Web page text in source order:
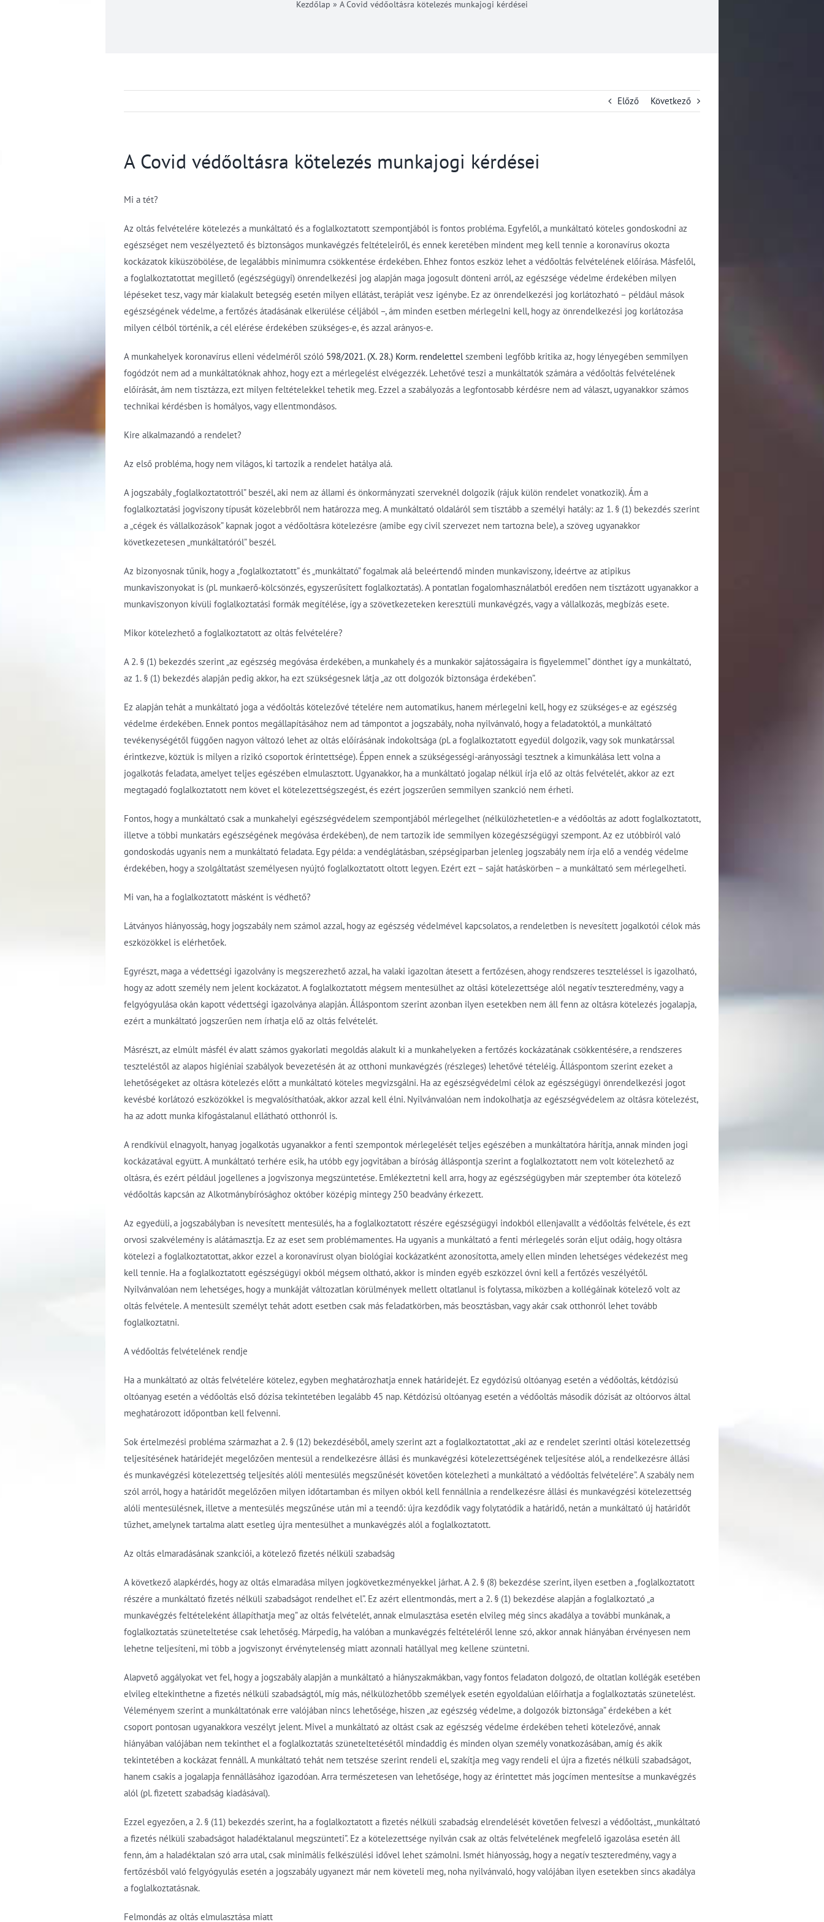
Kezdőlap » A Covid védőoltásra kötelezés munkajogi kérdései
Előző Következő
A Covid védőoltásra kötelezés munkajogi kérdései
Mi a tét?
Az oltás felvételére kötelezés a munkáltató és a foglalkoztatott szempontjából is fontos probléma. Egyfelől, a munkáltató köteles gondoskodni az
egészséget nem veszélyeztető és biztonságos munkavégzés feltételeiről, és ennek keretében mindent meg kell tennie a koronavírus okozta
kockázatok kiküszöbölése, de legalábbis minimumra csökkentése érdekében. Ehhez fontos eszköz lehet a védőoltás felvételének előírása. Másfelől,
a foglalkoztatottat megillető (egészségügyi) önrendelkezési jog alapján maga jogosult dönteni arról, az egészsége védelme érdekében milyen
lépéseket tesz, vagy már kialakult betegség esetén milyen ellátást, terápiát vesz igénybe. Ez az önrendelkezési jog korlátozható – például mások
egészségének védelme, a fertőzés átadásának elkerülése céljából –, ám minden esetben mérlegelni kell, hogy az önrendelkezési jog korlátozása
milyen célból történik, a cél elérése érdekében szükséges-e, és azzal arányos-e.
A munkahelyek koronavírus elleni védelméről szóló 598/2021. (X. 28.) Korm. rendelettelszembeni legfőbb kritika az, hogy lényegében semmilyen
fogódzót nem ad a munkáltatóknak ahhoz, hogy ezt a mérlegelést elvégezzék. Lehetővé teszi a munkáltatók számára a védőoltás felvételének
előírását, ám nem tisztázza, ezt milyen feltételekkel tehetik meg. Ezzel a szabályozás a legfontosabb kérdésre nem ad választ, ugyanakkor számos
technikai kérdésben is homályos, vagy ellentmondásos.
Kire alkalmazandó a rendelet?
Az első probléma, hogy nem világos, ki tartozik a rendelet hatálya alá.
A jogszabály „foglalkoztatottról” beszél, aki nem az állami és önkormányzati szerveknél dolgozik (rájuk külön rendelet vonatkozik). Ám a
foglalkoztatási jogviszony típusát közelebbről nem határozza meg. A munkáltató oldaláról sem tisztább a személyi hatály: az 1. § (1) bekezdés szerint
a „cégek és vállalkozások” kapnak jogot a védőoltásra kötelezésre (amibe egy civil szervezet nem tartozna bele), a szöveg ugyanakkor
következetesen „munkáltatóról” beszél.
Az bizonyosnak tűnik, hogy a „foglalkoztatott” és „munkáltató” fogalmak alá beleértendő minden munkaviszony, ideértve az atipikus
munkaviszonyokat is (pl. munkaerő-kölcsönzés, egyszerűsített foglalkoztatás). A pontatlan fogalomhasználatból eredően nem tisztázott ugyanakkor a
munkaviszonyon kívüli foglalkoztatási formák megítélése, így a szövetkezeteken keresztüli munkavégzés, vagy a vállalkozás, megbízás esete.
Mikor kötelezhető a foglalkoztatott az oltás felvételére?
A 2. § (1) bekezdés szerint „az egészség megóvása érdekében, a munkahely és a munkakör sajátosságaira is figyelemmel” dönthet így a munkáltató,
az 1. § (1) bekezdés alapján pedig akkor, ha ezt szükségesnek látja „az ott dolgozók biztonsága érdekében”.
Ez alapján tehát a munkáltató joga a védőoltás kötelezővé tételére nem automatikus, hanem mérlegelni kell, hogy ez szükséges-e az egészség
védelme érdekében. Ennek pontos megállapításához nem ad támpontot a jogszabály, noha nyilvánvaló, hogy a feladatoktól, a munkáltató
tevékenységétől függően nagyon változó lehet az oltás előírásának indokoltsága (pl. a foglalkoztatott egyedül dolgozik, vagy sok munkatárssal
érintkezve, köztük is milyen a rizikó csoportok érintettsége). Éppen ennek a szükségességi-arányossági tesztnek a kimunkálása lett volna a
jogalkotás feladata, amelyet teljes egészében elmulasztott. Ugyanakkor, ha a munkáltató jogalap nélkül írja elő az oltás felvételét, akkor az ezt
megtagadó foglalkoztatott nem követ el kötelezettségszegést, és ezért jogszerűen semmilyen szankció nem érheti.
Fontos, hogy a munkáltató csak a munkahelyi egészségvédelem szempontjából mérlegelhet (nélkülözhetetlen-e a védőoltás az adott foglalkoztatott,
illetve a többi munkatárs egészségének megóvása érdekében), de nem tartozik ide semmilyen közegészségügyi szempont. Az ez utóbbiról való
gondoskodás ugyanis nem a munkáltató feladata. Egy példa: a vendéglátásban, szépségiparban jelenleg jogszabály nem írja elő a vendég védelme
érdekében, hogy a szolgáltatást személyesen nyújtó foglalkoztatott oltott legyen. Ezért ezt – saját hatáskörben – a munkáltató sem mérlegelheti.
Mi van, ha a foglalkoztatott másként is védhető?
Látványos hiányosság, hogy jogszabály nem számol azzal, hogy az egészség védelmével kapcsolatos, a rendeletben is nevesített jogalkotói célok más
eszközökkel is elérhetőek.
Egyrészt, maga a védettségi igazolvány is megszerezhető azzal, ha valaki igazoltan átesett a fertőzésen, ahogy rendszeres teszteléssel is igazolható,
hogy az adott személy nem jelent kockázatot. A foglalkoztatott mégsem mentesülhet az oltási kötelezettsége alól negatív teszteredmény, vagy a
felgyógyulása okán kapott védettségi igazolványa alapján. Álláspontom szerint azonban ilyen esetekben nem áll fenn az oltásra kötelezés jogalapja,
ezért a munkáltató jogszerűen nem írhatja elő az oltás felvételét.
Másrészt, az elmúlt másfél év alatt számos gyakorlati megoldás alakult ki a munkahelyeken a fertőzés kockázatának csökkentésére, a rendszeres
teszteléstől az alapos higiéniai szabályok bevezetésén át az otthoni munkavégzés (részleges) lehetővé tételéig. Álláspontom szerint ezeket a
lehetőségeket az oltásra kötelezés előtt a munkáltató köteles megvizsgálni. Ha az egészségvédelmi célok az egészségügyi önrendelkezési jogot
kevésbé korlátozó eszközökkel is megvalósíthatóak, akkor azzal kell élni. Nyilvánvalóan nem indokolhatja az egészségvédelem az oltásra kötelezést,
ha az adott munka kifogástalanul ellátható otthonról is.
A rendkívül elnagyolt, hanyag jogalkotás ugyanakkor a fenti szempontok mérlegelését teljes egészében a munkáltatóra hárítja, annak minden jogi
kockázatával együtt. A munkáltató terhére esik, ha utóbb egy jogvitában a bíróság álláspontja szerint a foglalkoztatott nem volt kötelezhető az
oltásra, és ezért például jogellenes a jogviszonya megszüntetése. Emlékeztetni kell arra, hogy az egészségügyben már szeptember óta kötelező
védőoltás kapcsán az Alkotmánybírósághoz október középig mintegy 250 beadvány érkezett.
Az egyedüli, a jogszabályban is nevesített mentesülés, ha a foglalkoztatott részére egészségügyi indokból ellenjavallt a védőoltás felvétele, és ezt
orvosi szakvélemény is alátámasztja. Ez az eset sem problémamentes. Ha ugyanis a munkáltató a fenti mérlegelés során eljut odáig, hogy oltásra
kötelezi a foglalkoztatottat, akkor ezzel a koronavírust olyan biológiai kockázatként azonosította, amely ellen minden lehetséges védekezést meg
kell tennie. Ha a foglalkoztatott egészségügyi okból mégsem oltható, akkor is minden egyéb eszközzel óvni kell a fertőzés veszélyétől.
Nyilvánvalóan nem lehetséges, hogy a munkáját változatlan körülmények mellett oltatlanul is folytassa, miközben a kollégáinak kötelező volt az
oltás felvétele. A mentesült személyt tehát adott esetben csak más feladatkörben, más beosztásban, vagy akár csak otthonról lehet tovább
foglalkoztatni.
A védőoltás felvételének rendje
Ha a munkáltató az oltás felvételére kötelez, egyben meghatározhatja ennek határidejét. Ez egydózisú oltóanyag esetén a védőoltás, kétdózisú
oltóanyag esetén a védőoltás első dózisa tekintetében legalább 45 nap. Kétdózisú oltóanyag esetén a védőoltás második dózisát az oltóorvos által
meghatározott időpontban kell felvenni.
Sok értelmezési probléma származhat a 2. § (12) bekezdéséből, amely szerint azt a foglalkoztatottat „aki az e rendelet szerinti oltási kötelezettség
teljesítésének határidejét megelőzően mentesül a rendelkezésre állási és munkavégzési kötelezettségének teljesítése alól, a rendelkezésre állási
és munkavégzési kötelezettség teljesítés alóli mentesülés megszűnését követően kötelezheti a munkáltató a védőoltás felvételére”. A szabály nem
szól arról, hogy a határidőt megelőzően milyen időtartamban és milyen okból kell fennállnia a rendelkezésre állási és munkavégzési kötelezettség
alóli mentesülésnek, illetve a mentesülés megszűnése után mi a teendő: újra kezdődik vagy folytatódik a határidő, netán a munkáltató új határidőt
tűzhet, amelynek tartalma alatt esetleg újra mentesülhet a munkavégzés alól a foglalkoztatott.
Az oltás elmaradásának szankciói, a kötelező fizetés nélküli szabadság
A következő alapkérdés, hogy az oltás elmaradása milyen jogkövetkezményekkel járhat. A 2. § (8) bekezdése szerint, ilyen esetben a „foglalkoztatott
részére a munkáltató fizetés nélküli szabadságot rendelhet el”. Ez azért ellentmondás, mert a 2. § (1) bekezdése alapján a foglalkoztató „a
munkavégzés feltételeként állapíthatja meg” az oltás felvételét, annak elmulasztása esetén elvileg még sincs akadálya a további munkának, a
foglalkoztatás szüneteltetése csak lehetőség. Márpedig, ha valóban a munkavégzés feltételéről lenne szó, akkor annak hiányában érvényesen nem
lehetne teljesíteni, mi több a jogviszonyt érvénytelenség miatt azonnali hatállyal meg kellene szüntetni.
Alapvető aggályokat vet fel, hogy a jogszabály alapján a munkáltató a hiányszakmákban, vagy fontos feladaton dolgozó, de oltatlan kollégák esetében
elvileg eltekinthetne a fizetés nélküli szabadságtól, míg más, nélkülözhetőbb személyek esetén egyoldalúan előírhatja a foglalkoztatás szünetelést.
Véleményem szerint a munkáltatónak erre valójában nincs lehetősége, hiszen „az egészség védelme, a dolgozók biztonsága” érdekében a két
csoport pontosan ugyanakkora veszélyt jelent. Mivel a munkáltató az oltást csak az egészség védelme érdekében teheti kötelezővé, annak
hiányában valójában nem tekinthet el a foglalkoztatás szüneteltetésétől mindaddig és minden olyan személy vonatkozásában, amíg és akik
tekintetében a kockázat fennáll. A munkáltató tehát nem tetszése szerint rendeli el, szakítja meg vagy rendeli el újra a fizetés nélküli szabadságot,
hanem csakis a jogalapja fennállásához igazodóan. Arra természetesen van lehetősége, hogy az érintettet más jogcímen mentesítse a munkavégzés
alól (pl. fizetett szabadság kiadásával).
Ezzel egyezően, a 2. § (11) bekezdés szerint, ha a foglalkoztatott a fizetés nélküli szabadság elrendelését követően felveszi a védőoltást, „munkáltató
a fizetés nélküli szabadságot haladéktalanul megszünteti”. Ez a kötelezettsége nyilván csak az oltás felvételének megfelelő igazolása esetén áll
fenn, ám a haladéktalan szó arra utal, csak minimális felkészülési idővel lehet számolni. Ismét hiányosság, hogy a negatív teszteredmény, vagy a
fertőzésből való felgyógyulás esetén a jogszabály ugyanezt már nem követeli meg, noha nyilvánvaló, hogy valójában ilyen esetekben sincs akadálya
a foglalkoztatásnak.
Felmondás az oltás elmulasztása miatt